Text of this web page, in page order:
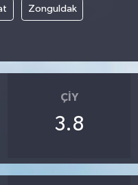
Zonguldak
ÇIY
3.8